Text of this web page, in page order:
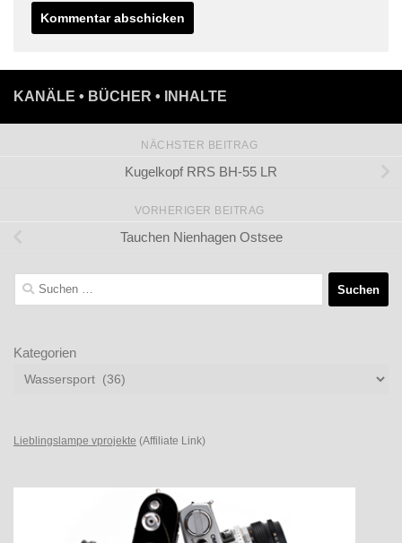
KANÄLE • BÜCHER • INHALTE
NÄCHSTER BEITRAG
Kugelkopf RRS BH-55 LR
VORHERIGER BEITRAG
Tauchen Nienhagen Ostsee
Suchen
nach:
Kategorien
Lieblingslampe vprojekte (Affiliate Link)